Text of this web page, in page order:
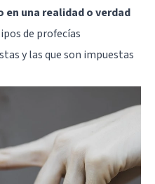
una realidad o verdad
de profecías
y las que son impuestas